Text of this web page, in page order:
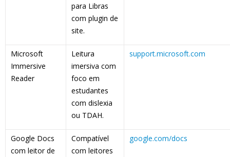
para Libras
com plugin de
site.
Microsoft
Immersive
Reader
Leitura
imersiva com
foco em
estudantes
com dislexia
ou TDAH.
support.microsoft.com
Google Docs
com leitor de
Compatível
com leitores
google.com/docs